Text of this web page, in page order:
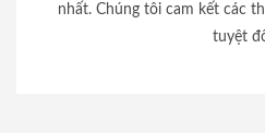
nhất. Chúng tôi cam kết các
tuyệt